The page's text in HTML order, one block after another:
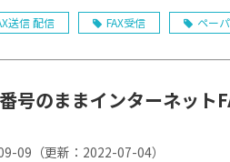
送信 配信 FAX受信 ペー
号のままインターネット
09 （更新： 2022-07-04）